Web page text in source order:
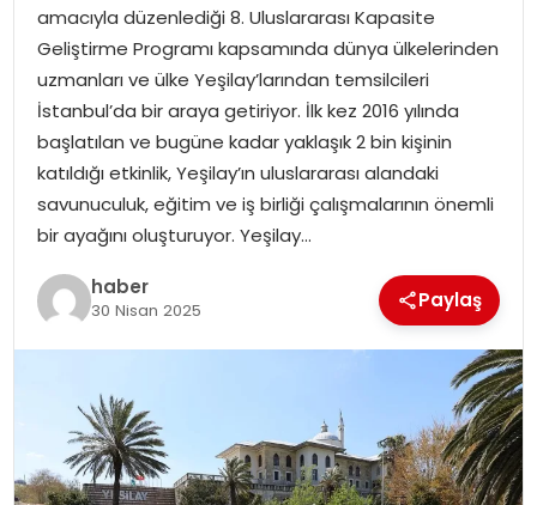
SAĞLIK
SOSYAL HABER
amacıyla düzenlediği 8. Uluslararası Kapasite
Geliştirme Programı kapsamında dünya ülkelerinden
uzmanları ve ülke Yeşilay’larından temsilcileri
İstanbul’da bir araya getiriyor. İlk kez 2016 yılında
başlatılan ve bugüne kadar yaklaşık 2 bin kişinin
katıldığı etkinlik, Yeşilay’ın uluslararası alandaki
savunuculuk, eğitim ve iş birliği çalışmalarının önemli
bir ayağını oluşturuyor. Yeşilay…
haber
30 Nisan 2025 Paylaş